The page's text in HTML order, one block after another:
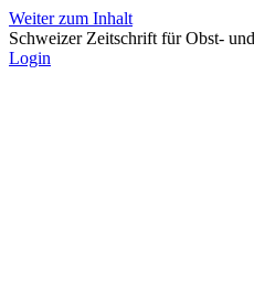
Weiter zum Inhalt
Schweizer Zeitschrift für Obst-
Login